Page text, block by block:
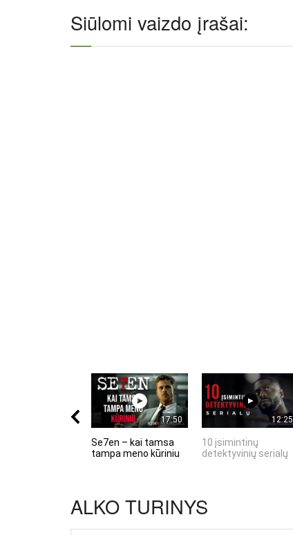
Siūlomi vaizdo įrašai:
17:50
Se7en – kai tamsa
tampa meno kūriniu
12:25
10 įsimintinų
detektyvinių serialų
ALKO TURINYS